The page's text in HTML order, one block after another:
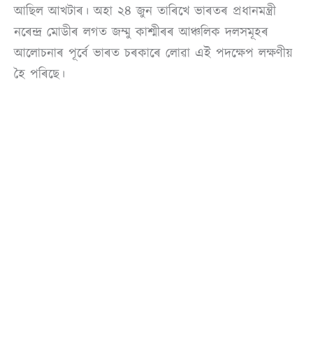
আছিল আখটাৰ। অহা ২৪ জুন তাৰিখে ভাৰতৰ প্ৰধানমন্ত্ৰী
নৰেন্দ্ৰ মোডীৰ লগত জম্মু কাশ্মীৰৰ আঞ্চলিক দলসমূহৰ
আলোচনাৰ পূৰ্বে ভাৰত চৰকাৰে লোৱা এই পদক্ষেপ লক্ষণীয়
হৈ পৰিছে।